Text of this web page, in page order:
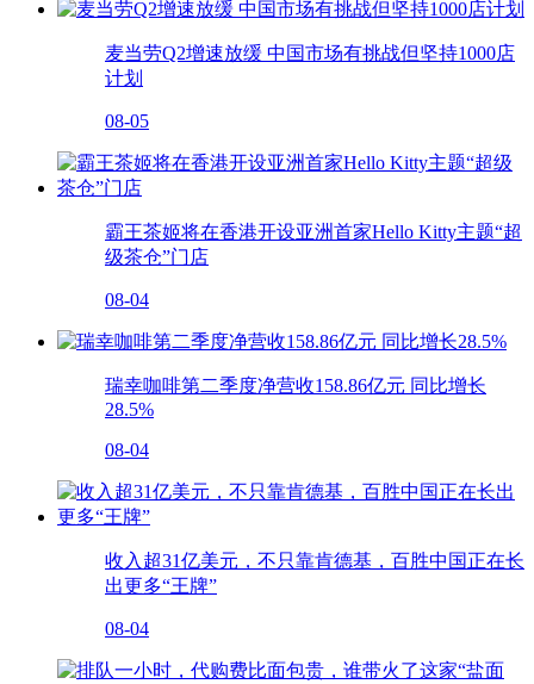
麦当劳Q2增速放缓 中国市场有挑战但坚持1000店
计划
08-05
霸王茶姬将在香港开设亚洲首家Hello Kitty主题“超
级茶仓”门店
08-04
瑞幸咖啡第二季度净营收158.86亿元 同比增长
28.5%
08-04
收入超31亿美元，不只靠肯德基，百胜中国正在长
出更多“王牌”
08-04